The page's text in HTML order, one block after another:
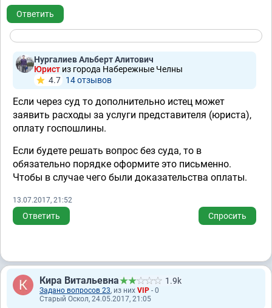
Ответить
Нургалиев Альберт Алитович
Юрист из города Набережные Челны
4.7 14 отзывов
Если через суд то дополнительно истец может
заявить расходы за услуги представителя (юриста),
оплату госпошлины.
Если будете решать вопрос без суда, то в
обязательно порядке оформите это письменно.
Чтобы в случае чего были доказательства оплаты.
13.07.2017, 21:52
Ответить Спросить
Кира Витальевна 1.9k
Задано вопросов 23, из них VIP - 0
Старый Оскол, 24.05.2017, 21:05